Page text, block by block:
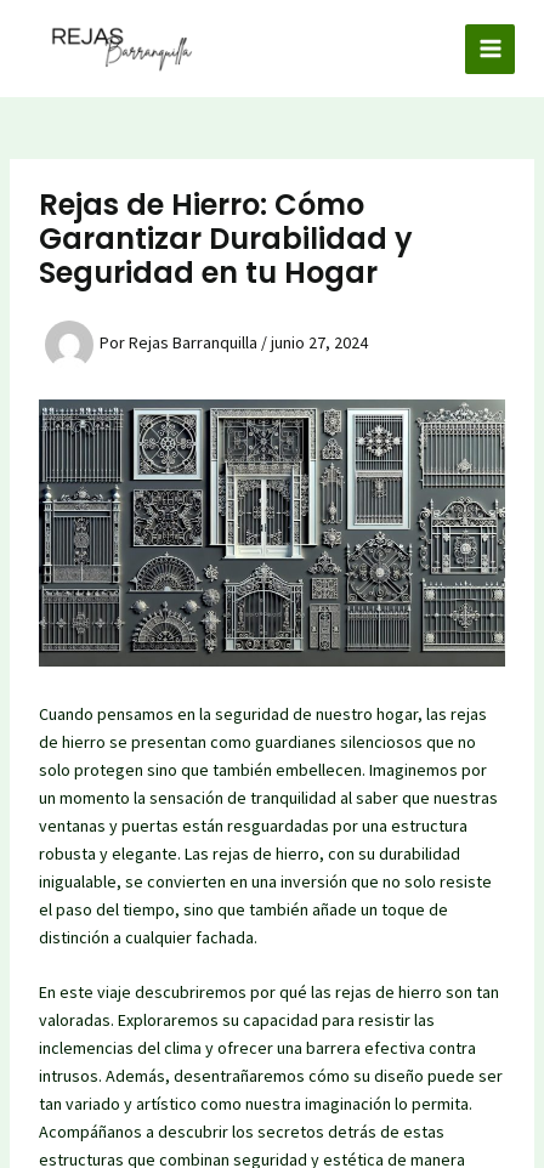
MAIN
Rejas de Hierro: Cómo
Garantizar Durabilidad y
Seguridad en tu Hogar
PorRejas Barranquilla /junio 27, 2024
Cuando pensamos en la seguridad de nuestro hogar, las rejas
de hierro se presentan como guardianes silenciosos que no
solo protegen sino que también embellecen. Imaginemos por
un momento la sensación de tranquilidad al saber que nuestras
ventanas y puertas están resguardadas por una estructura
robusta y elegante. Las rejas de hierro, con su durabilidad
inigualable, se convierten en una inversión que no solo resiste
el paso del tiempo, sino que también añade un toque de
distinción a cualquier fachada.
En este viaje descubriremos por qué las rejas de hierro son tan
valoradas. Exploraremos su capacidad para resistir las
inclemencias del clima y ofrecer una barrera efectiva contra
intrusos. Además, desentrañaremos cómo su diseño puede ser
tan variado y artístico como nuestra imaginación lo permita.
Acompáñanos a descubrir los secretos detrás de estas
estructuras que combinan seguridad y estética de manera